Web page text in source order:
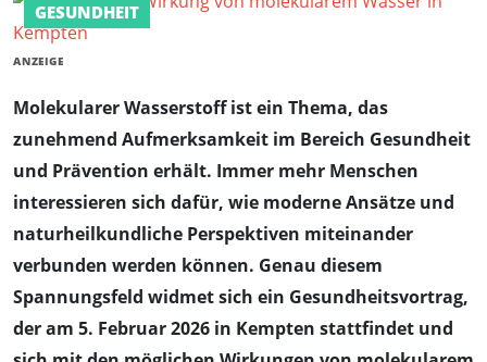
GESUNDHEIT
ANZEIGE
Molekularer Wasserstoff ist ein Thema, das
zunehmend Aufmerksamkeit im Bereich Gesundheit
und Prävention erhält. Immer mehr Menschen
interessieren sich dafür, wie moderne Ansätze und
naturheilkundliche Perspektiven miteinander
verbunden werden können. Genau diesem
Spannungsfeld widmet sich ein Gesundheitsvortrag,
der am 5. Februar 2026 in Kempten stattfindet und